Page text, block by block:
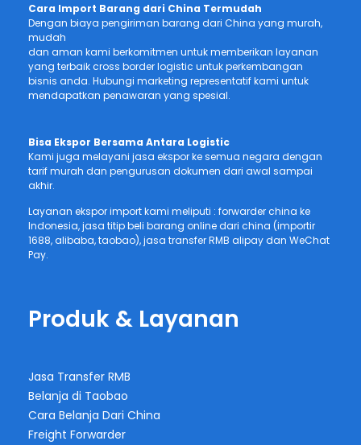
Cara Import Barang dari China Termudah
Dengan biaya pengiriman barang dari China yang murah,
mudah
dan aman kami berkomitmen untuk memberikan layanan
yang terbaik cross border logistic untuk perkembangan
bisnis anda. Hubungi marketing representatif kami untuk
mendapatkan penawaran yang spesial.
Bisa Ekspor Bersama Antara Logistic
Kami juga melayani jasa ekspor ke semua negara dengan
tarif murah dan pengurusan dokumen dari awal sampai
akhir.
Layanan ekspor import kami meliputi : forwarder china ke
Indonesia, jasa titip beli barang online dari china (importir
1688, alibaba, taobao), jasa transfer RMB alipay dan WeChat
Pay.
Produk & Layanan
Jasa Transfer RMB
Belanja di Taobao
Cara Belanja Dari China
Freight Forwarder